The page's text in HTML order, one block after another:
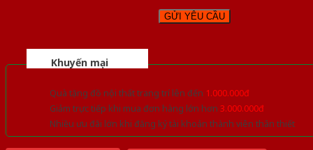
Khuyến mại
Quà tặng đồ nội thất trang trí lên đến 1.000.000đ
Giảm trực tiếp khi mua đơn hàng lớn hơn 3.000.000đ
Nhiều ưu đãi lớn khi đăng ký tài khoản thành viên thân thiết